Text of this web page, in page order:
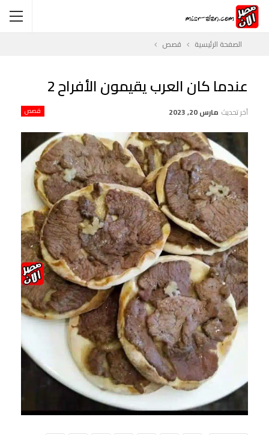
الصفحة الرئيسية قصص
عندما كان العرب يقيمون الأفراح 2
قصص آخر تحديث مارس 20, 2023